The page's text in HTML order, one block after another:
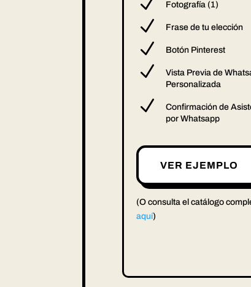
Fotografía (1)
N Frase de tu elección
N Botón Pinterest
N
Vista Previa de
Personalizada
N
Confirmación de
por Whatsapp
VER EJEMPLO
(O consulta el catálogo
aquí)